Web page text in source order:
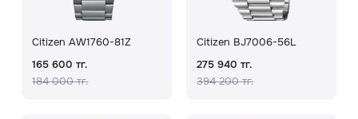
Citizen AW1760-81Z
165 600 тг.
184 000 тг.
Citizen BJ7006-56L
275 940 тг.
394 200 тг.